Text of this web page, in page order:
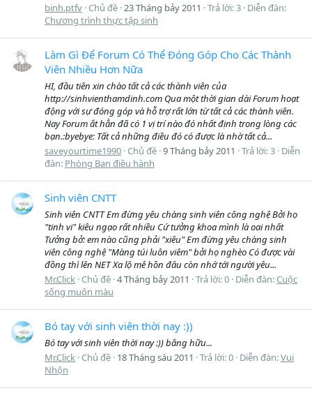
binh.ptfv Chủ đề 23 Tháng bảy 2011 Trả lời: 3 Diễn đàn:
Chương trình thực tập sinh
Làm Gì Để Forum Có Thể Đóng Góp Cho Các Thành
Viên Nhiều Hơn Nữa
HI, đầu tiên xin chào tất cả các thành viên của
http://sinhvienthamdinh.com Qua một thời gian dài Forum hoạt
động với sự đóng góp và hỗ trợ rất lớn từ tất cả các thành viên.
Nay Forum ắt hẳn đã có 1 vị trí nào đó nhất định trong lòng các
bạn.:byebye: Tất cả những điều đó có được là nhờ tất cả...
saveyourtime1990 Chủ đề 9 Tháng bảy 2011 Trả lời: 3 Diễn
đàn: Phòng Ban điều hành
Sinh viên CNTT
Sinh viên CNTT Em đừng yêu chàng sinh viên công nghệ Bởi họ
"tinh vi" kiêu ngạo rất nhiều Cứ tưởng khoa mình là oai nhất
Tưởng bở: em nào cũng phải "xiêu" Em đừng yêu chàng sinh
viên công nghệ "Màng túi luôn viêm" bởi họ nghèo Có được vài
đồng thì lên NET Xa lộ mê hồn đâu còn nhớ tới người yêu...
Mr.Click Chủ đề 4 Tháng bảy 2011 Trả lời: 0 Diễn đàn:Cuộc
sống muôn màu
Bó tay với sinh viên thời nay :))
Bó tay với sinh viên thời nay :)) bằng hữu...
Mr.Click Chủ đề 18 Tháng sáu 2011 Trả lời: 0 Diễn đàn:Vui
Nhộn